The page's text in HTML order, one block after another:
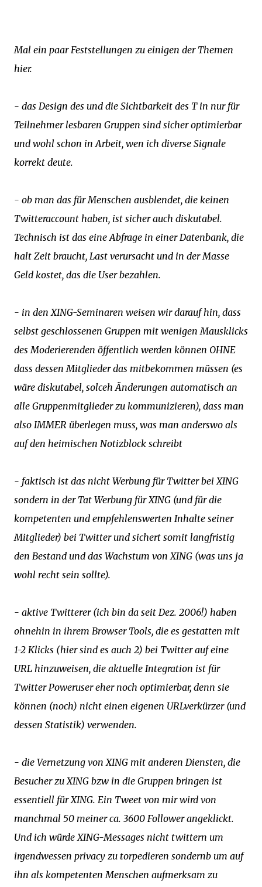
Mal ein paar Feststellungen zu einigen der Themen
hier.
- das Design des und die Sichtbarkeit des T in nur für
Teilnehmer lesbaren Gruppen sind sicher optimierbar
und wohl schon in Arbeit, wen ich diverse Signale
korrekt deute.
- ob man das für Menschen ausblendet, die keinen
Twitteraccount haben, ist sicher auch diskutabel.
Technisch ist das eine Abfrage in einer Datenbank, die
halt Zeit braucht, Last verursacht und in der Masse
Geld kostet, das die User bezahlen.
- in den XING-Seminaren weisen wir darauf hin, dass
selbst geschlossenen Gruppen mit wenigen Mausklicks
des Moderierenden öffentlich werden können OHNE
dass dessen Mitglieder das mitbekommen müssen (es
wäre diskutabel, solceh Änderungen automatisch an
alle Gruppenmitglieder zu kommunizieren), dass man
also IMMER überlegen muss, was man anderswo als
auf den heimischen Notizblock schreibt
- faktisch ist das nicht Werbung für Twitter bei XING
sondern in der Tat Werbung für XING (und für die
kompetenten und empfehlenswerten Inhalte seiner
Mitglieder) bei Twitter und sichert somit langfristig
den Bestand und das Wachstum von XING (was uns ja
wohl recht sein sollte).
- aktive Twitterer (ich bin da seit Dez. 2006!) haben
ohnehin in ihrem Browser Tools, die es gestatten mit
1-2 Klicks (hier sind es auch 2) bei Twitter auf eine
URL hinzuweisen, die aktuelle Integration ist für
Twitter Poweruser eher noch optimierbar, denn sie
können (noch) nicht einen eigenen URLverkürzer (und
dessen Statistik) verwenden.
- die Vernetzung von XING mit anderen Diensten, die
Besucher zu XING bzw in die Gruppen bringen ist
essentiell für XING. Ein Tweet von mir wird von
manchmal 50 meiner ca. 3600 Follower angeklickt.
Und ich würde XING-Messages nicht twittern um
irgendwessen privacy zu torpedieren sondernb um auf
ihn als kompetenten Menschen aufmerksam zu